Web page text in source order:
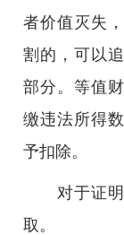
者价值灭失
割的，可以
部分。等值
缴违法所得
予扣除。
对于证明
取。